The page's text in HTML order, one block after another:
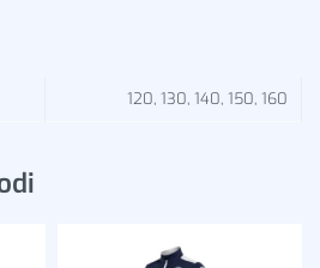
120, 130, 140, 150, 160